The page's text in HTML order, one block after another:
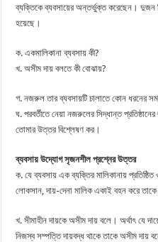
ব্যক্তিকে ব্যবসায়ের অন্তর্ভুক্ত করেছেন। দুজন
হয়েছে।
ক. একমালিকানা ব্যবসায় কী?
খ. অসীম দায় বলতে কী বোঝায়?
গ. নজরুল তার ব্যবসায়টি চালাতে কোন ধরনের
ঘ. পরবর্তীতে নেয়া নজরুলের সিদ্ধান্ত
তোমার উত্তর বিশ্লেষণ কর।
ব্যবসায় উদ্যোগ সৃজনশীল প্রশ্নের উত্তর
ক. যে ব্যবসায় এক ব্যক্তির মালিকানায়
লোকসান, দায়-দেনা মালিক একাই বহন করে
খ. সীমাহীন দায়কে অসীম দায় বলে। অর্থাৎ যে
নিজস্ব সম্পত্তি দায়বদ্ধ থাকে তাকে অসীম দায়